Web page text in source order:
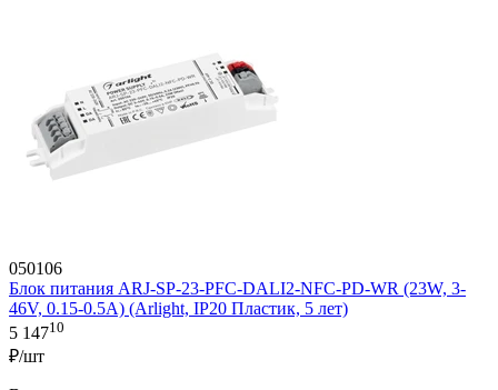
050106
Блок питания ARJ-SP-23-PFC-DALI2-NFC-PD-WR (23W, 3-
46V, 0.15-0.5A) (Arlight, IP20 Пластик, 5 лет)
5 14710
₽/шт